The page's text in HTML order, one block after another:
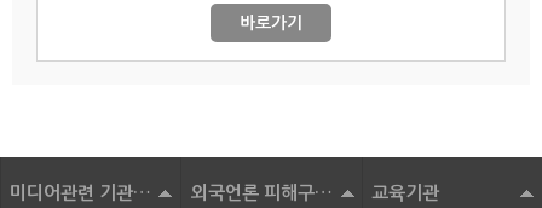
바로가기
미디어관련 기관 및 단체 외국언론 피해구제기구 교육기관